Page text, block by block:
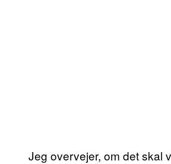
Jeg overvejer, om det skal